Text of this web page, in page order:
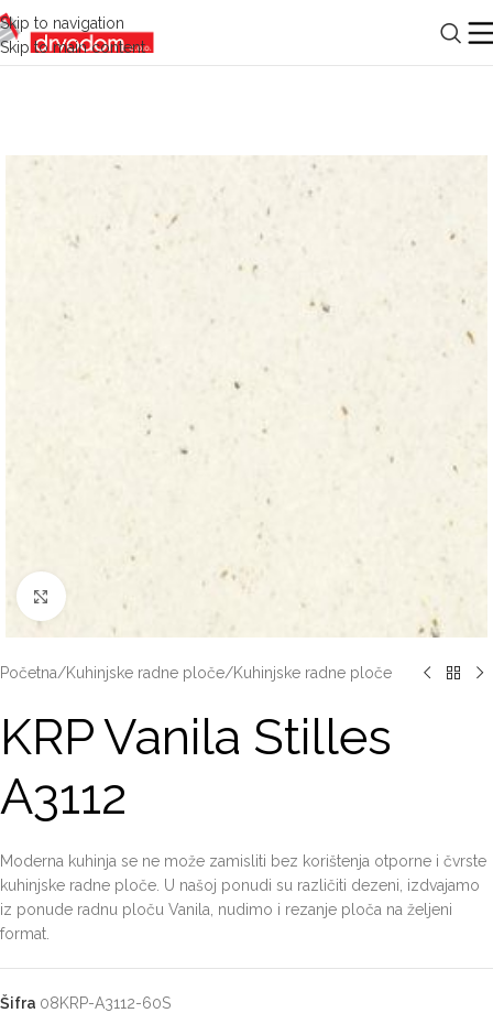
Skip to navigation
Skip to main content
Click to enlarge
Početna/Kuhinjske radne ploče/Kuhinjske radne ploče
KRP Vanila Stilles
A3112
Moderna kuhinja se ne može zamisliti bez korištenja otporne i čvrste
kuhinjske radne ploče. U našoj ponudi su različiti dezeni, izdvajamo
iz ponude radnu ploču Vanila, nudimo i rezanje ploča na željeni
format.
Šifra 08KRP-A3112-60S